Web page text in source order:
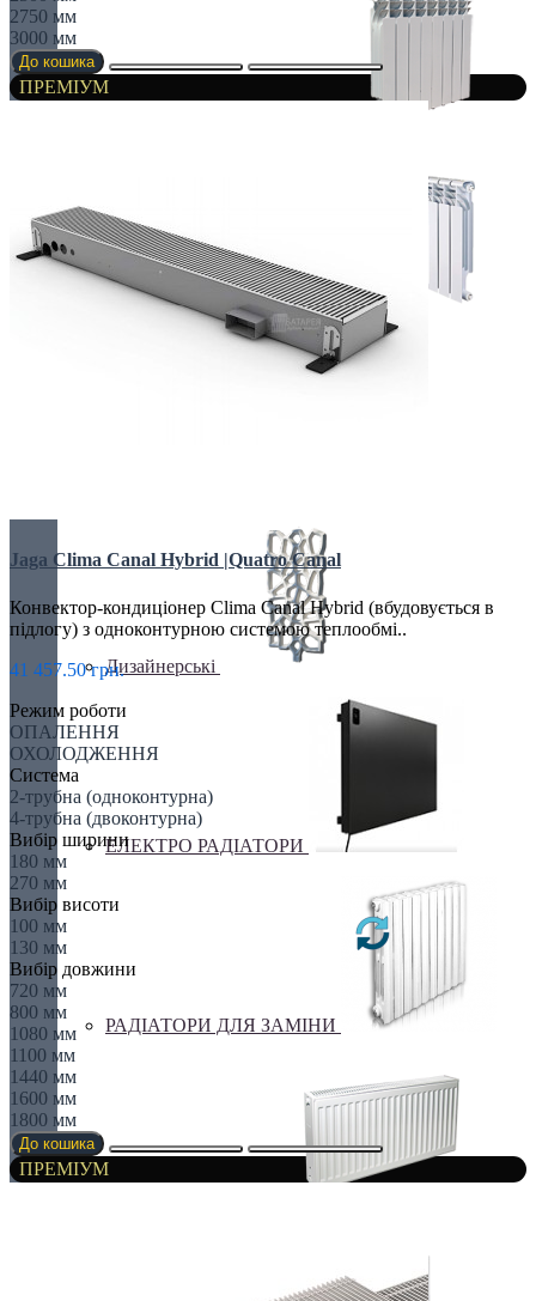
БІМЕТАЛІЧНІ РАДІАТОРИ
Дизайнерські
ЕЛЕКТРО РАДІАТОРИ
РАДІАТОРИ ДЛЯ ЗАМІНИ
2750 мм
3000 мм
До кошика
ПРЕМІУМ
Jaga Clima Canal Hybrid |Quatro Canal
Конвектор-кондиціонер Clima Canal Hybrid (вбудовується в
підлогу) з одноконтурною системою теплообмі..
41 457.50 грн.
Режим роботи
ОПАЛЕННЯ
ОХОЛОДЖЕННЯ
Система
2-трубна (одноконтурна)
4-трубна (двоконтурна)
Вибір ширини
180 мм
270 мм
Вибір висоти
100 мм
130 мм
Вибір довжини
720 мм
800 мм
1080 мм
1100 мм
1440 мм
1600 мм
1800 мм
До кошика
ПРЕМІУМ